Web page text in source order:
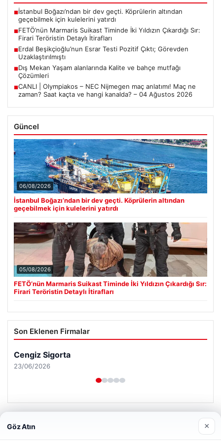
■İstanbul Boğazı’ndan bir dev geçti. Köprülerin altından
geçebilmek için kulelerini yatırdı
■FETÖ’nün Marmaris Suikast Timinde İki Yıldızın Çıkardığı Sır:
Firari Teröristin Detaylı İtirafları
■Erdal Beşikçioğlu’nun Esrar Testi Pozitif Çıktı; Görevden
Uzaklaştırılmıştı
■Dış Mekan Yaşam alanlarında Kalite ve bahçe mutfağı
Çözümleri
■CANLI | Olympiakos – NEC Nijmegen maç anlatımı! Maç ne
zaman? Saat kaçta ve hangi kanalda? – 04 Ağustos 2026
Güncel
06/08/2026
İstanbul Boğazı’ndan bir dev geçti. Köprülerin altından
geçebilmek için kulelerini yatırdı
05/08/2026
FETÖ’nün Marmaris Suikast Timinde İki Yıldızın Çıkardığı Sır:
Firari Teröristin Detaylı İtirafları
Son Eklenen Firmalar
Göz Atın ×